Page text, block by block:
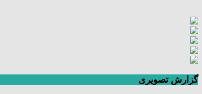
گزارش تصویری